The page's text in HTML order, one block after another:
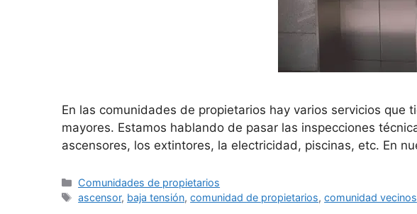
En las comunidades de propietarios hay varios servicios
mayores. Estamos hablando de pasar las inspecciones
ascensores, los extintores, la electricidad, piscinas, etc. En
Comunidades de propietarios
ascensor, baja tensión,comunidad de propietarios,comunidad vecinos